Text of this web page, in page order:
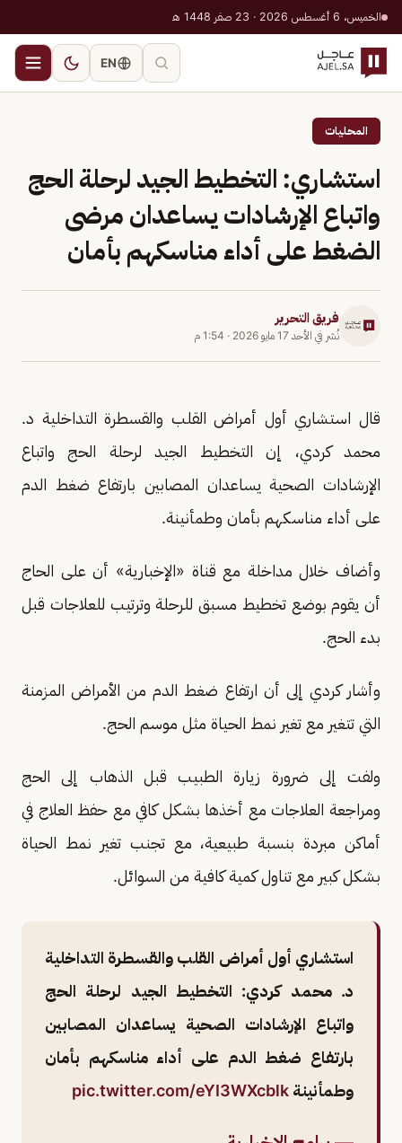
الخميس، 6 أغسطس 2026 · 23 صفر 1448 هـ
EN
المحليات
استشاري: التخطيط الجيد لرحلة الحج
واتباع الإرشادات يساعدان مرضى
الضغط على أداء مناسكهم بأمان
فريق التحرير
نُشر في الأحد 17 مايو 2026 · 1:54 م
قال استشاري أول أمراض القلب والقسطرة التداخلية د.
محمد كردي، إن التخطيط الجيد لرحلة الحج واتباع
الإرشادات الصحية يساعدان المصابين بارتفاع ضغط الدم
على أداء مناسكهم بأمان وطمأنينة.
وأضاف خلال مداخلة مع قناة «الإخبارية» أن على الحاج
أن يقوم بوضع تخطيط مسبق للرحلة وترتيب للعلاجات قبل
بدء الحج.
وأشار كردي إلى أن ارتفاع ضغط الدم من الأمراض المزمنة
التي تتغير مع تغير نمط الحياة مثل موسم الحج.
ولفت إلى ضرورة زيارة الطبيب قبل الذهاب إلى الحج
ومراجعة العلاجات مع أخذها بشكل كافي مع حفظ العلاج في
أماكن مبردة بنسبة طبيعية، مع تجنب تغير نمط الحياة
بشكل كبير مع تناول كمية كافية من السوائل.
استشاري أول أمراض القلب والقسطرة التداخلية
د. محمد كردي: التخطيط الجيد لرحلة الحج
واتباع الإرشادات الصحية يساعدان المصابين
بارتفاع ضغط الدم على أداء مناسكهم بأمان
وطمأنينة pic.twitter.com/eYI3WXcblk